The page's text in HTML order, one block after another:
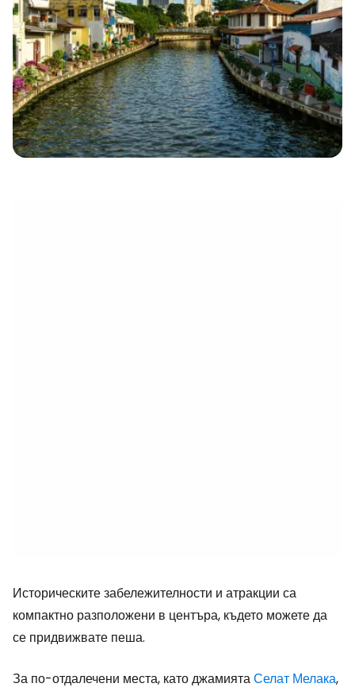
Историческите забележителности и атракции са
компактно разположени в центъра, където можете да
се придвижвате пеша.
За по-отдалечени места, като джамиятаСелат Мелака,